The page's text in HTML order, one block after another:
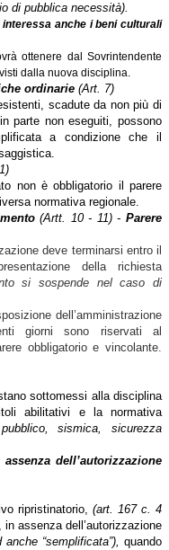
di pubblica necessità).
anche i beni culturali
ottenere dal Sovrintendente
dalla nuova disciplina.
ordinarie (Art. 7)
scadute da non più di
parte non eseguiti, possono
a condizione che il
non è obbligatorio il parere
normativa regionale.
(Artt. 10 - 11) -Parere
deve terminarsi entro il
della richiesta
si sospende nel caso di
dell’amministrazione
giorni sono riservati al
obbligatorio e vincolante.
sottomessi alla disciplina
abilitativi e la normativa
sismica, sicurezza
dell’autorizzazione
ripristinatorio, (art. 167 c. 4
in assenza dell’autorizzazione
anche “semplificata”), quando